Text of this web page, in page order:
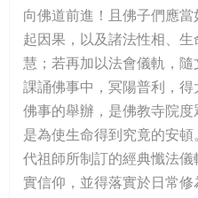
向佛道前進！且佛子們應
起因果，以及諸法性相、
慧；若再加以法會儀軌，隨
課誦佛事中，冥陽普利，
佛事的舉辦，是佛教寺院
是為使生命得到究竟的安
代祖師所制訂的經典懺法
實信仰，並得落實於日常